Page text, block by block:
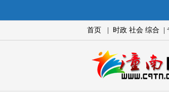
首页 时政 社会 综合